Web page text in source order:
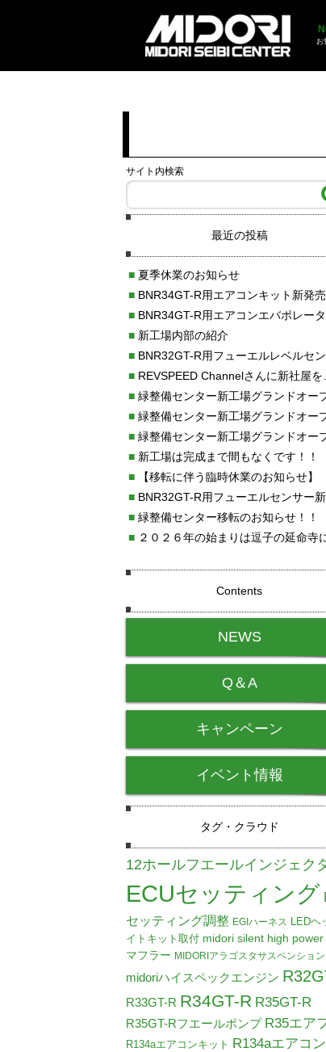
お
サイト内検索
最近の投稿
■夏季休業のお知らせ
■BNR34GT-R用エアコンキット新発売！！
■BNR34GT-R用エアコンエバポレーターを新発売！！
■新工場内部の紹介
■BNR32GT-R用フューエルレベルセンサー新発売！！
■REVSPEED Channelさんに新社屋を紹介していただきました!!
■緑整備センター新工場グランドオープン・続
■緑整備センター新工場グランドオー
■緑整備センター新工場グランドオープンのお知らせ！
■新工場は完成まで間もなくです！！
■【移転に伴う臨時休業のお知らせ】
■BNR32GT-R用フューエルセンサー新発売!!
■緑整備センター移転のお知らせ！！
■２０２６年の始まりは逗子の延命寺に行きました
Contents
NEWS
Q＆A
キャンペーン
イベント情報
タグ・クラウド
12ホールフエールインジェク
ECUセッティング
セッティング調整 EGIハーネス LEDヘ
イトキット取付 midori silent high power
マフラー MIDORIアラゴスタサスペンション
midoriハイスペックエンジン
R33GT-R R34GT-R R35GT-R
R35GT-Rフエールポンプ R35エア
R134aエアコンキット R134aエアコ